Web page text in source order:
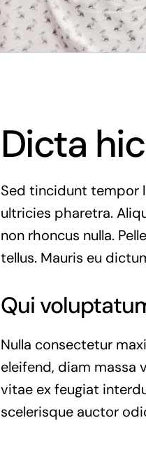
Dicta
Sed tincidunt tempor
ultricies pharetra.
non rhoncus nulla.
tellus. Mauris eu
Qui
Nulla consectetur
eleifend, diam massa
vitae ex feugiat
scelerisque auctor